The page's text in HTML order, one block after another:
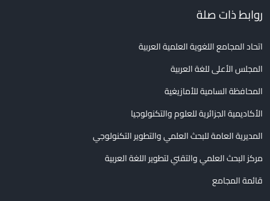
روابط ذات صلة
اتحاد المجامع اللغوية العلمية العربية
المجلس الأعلى للغة العربية
المحافظة السامية للأمازيغية
الأكاديمية الجزائرية للعلوم والتكنولوجيا
المديرية العامة للبحث العلمي والتطوير التكنولوجي
مركز البحث العلمي والتقني لتطوير اللغة العربية
قائمة المجامع